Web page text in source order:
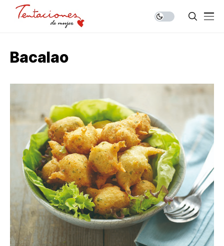
Bacalao